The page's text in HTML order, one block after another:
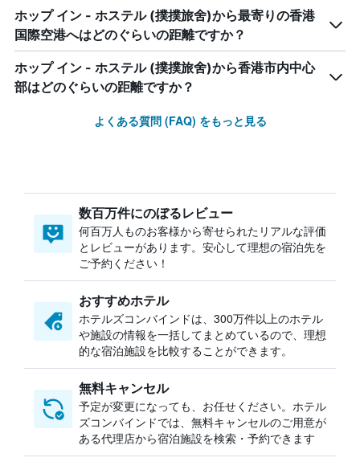
ホップ イン - ホステル (撲撲旅舍)から最寄りの香港
国際空港へはどのぐらいの距離ですか？
ホップ イン - ホステル (撲撲旅舍)から香港市内中心
部はどのぐらいの距離ですか？
よくある質問 (FAQ) をもっと見る
数百万件にのぼるレビュー
何百万人ものお客様から寄せられたリアルな評価
とレビューがあります。安心して理想の宿泊先を
ご予約ください！
おすすめホテル
ホテルズコンバインドは、300万件以上のホテル
や施設の情報を一括してまとめているので、理想
的な宿泊施設を比較することができます。
無料キャンセル
予定が変更になっても、お任せください。ホテル
ズコンバインドでは、無料キャンセルのご用意が
ある代理店から宿泊施設を検索・予約できます